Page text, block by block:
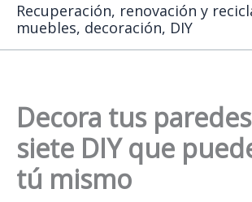
Recuperación, renovación y
muebles, decoración, DIY
Decora tus
siete DIY que
tú mismo